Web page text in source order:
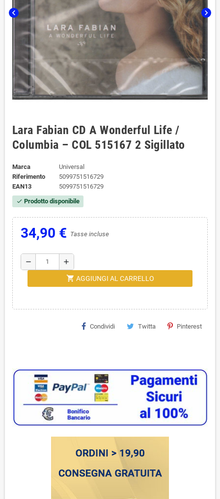
chevron_left chevron_right
Lara Fabian CD A Wonderful Life /
Columbia ‎– COL 515167 2 Sigillato
Marca
Universal
Riferimento
5099751516729
EAN13
5099751516729
check Prodotto disponibile
34,90 € Tasse incluse
remove add
shopping_cart AGGIUNGI AL CARRELLO
Condividi Twitta Pinterest